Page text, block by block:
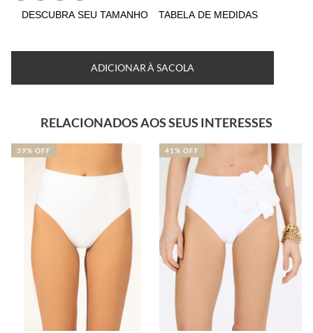
DESCUBRA SEU TAMANHO TABELA DE MEDIDAS
ADICIONAR À SACOLA
RELACIONADOS AOS SEUS INTERESSES
41% OFF 41% OFF